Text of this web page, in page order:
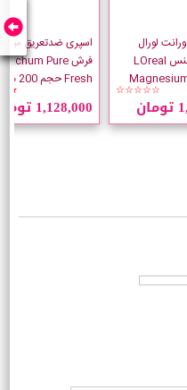
لورال
منیزیوم دیفنس LOreal
☆☆☆☆☆
اسپری ضدتعریق
فرش Mitchum Pure
Fresh حجم 200 میلی لیتر
1,128,000 تومان